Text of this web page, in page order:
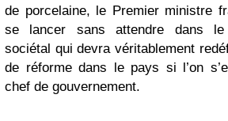
de porcelaine, le Premier ministre
se lancer sans attendre dans le
sociétal qui devra véritablement
de réforme dans le pays si l’on
chef de gouvernement.